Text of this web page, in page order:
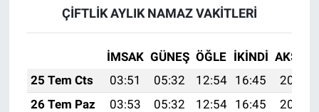
ÇİFTLİK AYLIK NAMAZ VAKITLERI
İMSAK GÜNEŞ ÖĞLE İKINDI AKŞAM
25 Tem Cts
03:51 05:32 12:54 16:45
20:06
26 Tem Paz
03:53 05:32 12:54 16:45
20:05